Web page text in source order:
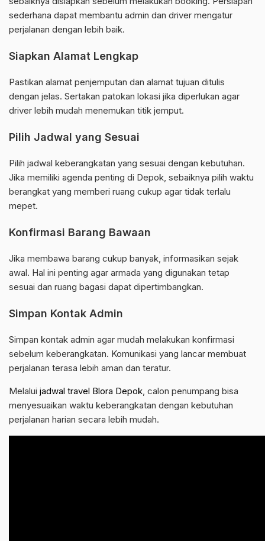
sederhana dapat membantu admin dan driver mengatur
perjalanan dengan lebih baik.
Siapkan Alamat Lengkap
Pastikan alamat penjemputan dan alamat tujuan ditulis
dengan jelas. Sertakan patokan lokasi jika diperlukan agar
driver lebih mudah menemukan titik jemput.
Pilih Jadwal yang Sesuai
Pilih jadwal keberangkatan yang sesuai dengan kebutuhan.
Jika memiliki agenda penting di Depok, sebaiknya pilih waktu
berangkat yang memberi ruang cukup agar tidak terlalu
mepet.
Konfirmasi Barang Bawaan
Jika membawa barang cukup banyak, informasikan sejak
awal. Hal ini penting agar armada yang digunakan tetap
sesuai dan ruang bagasi dapat dipertimbangkan.
Simpan Kontak Admin
Simpan kontak admin agar mudah melakukan konfirmasi
sebelum keberangkatan. Komunikasi yang lancar membuat
perjalanan terasa lebih aman dan teratur.
Melalui jadwal travel Blora Depok, calon penumpang bisa
menyesuaikan waktu keberangkatan dengan kebutuhan
perjalanan harian secara lebih mudah.